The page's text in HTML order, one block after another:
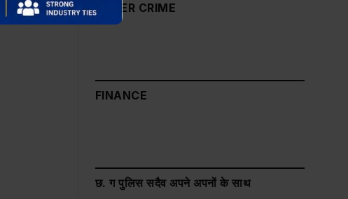
CYBER CRIME
FINANCE
छ. ग पुलिस सदैव अपने अपनों के साथ